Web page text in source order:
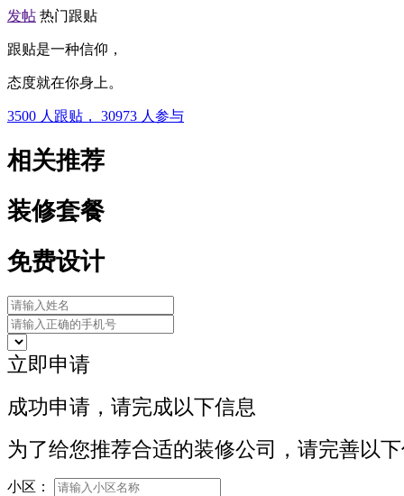
发帖 热门跟贴
跟贴是一种信仰，
态度就在你身上。
3500 人跟贴， 30973 人参与
相关推荐
装修套餐
免费设计
立即申请
成功申请，请完成以下信息
为了给您推荐合适的装修公司，请完善以
小区：